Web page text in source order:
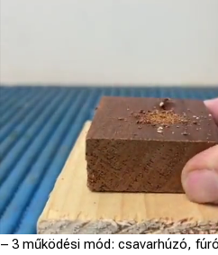
– 3 működési mód: csavarhúzó,